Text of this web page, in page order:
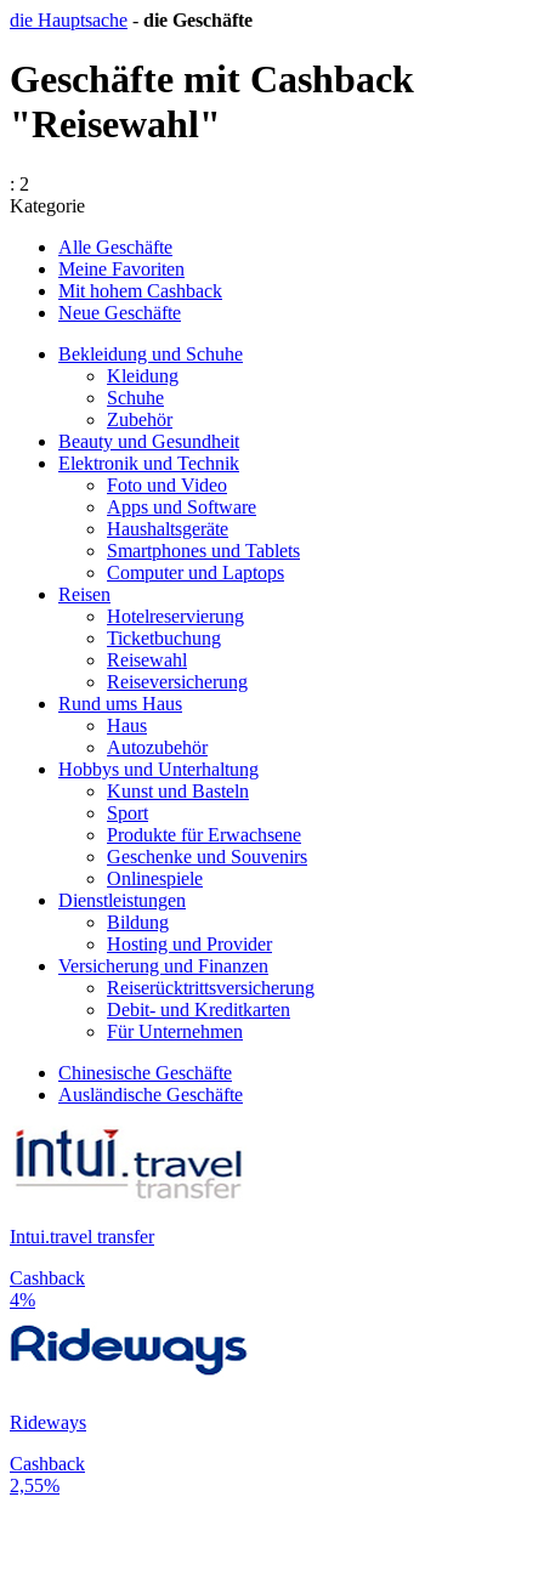
die Hauptsache - die Geschäfte
Geschäfte mit Cashback
"Reisewahl"
: 2
Kategorie
Alle Geschäfte
Meine Favoriten
Mit hohem Cashback
Neue Geschäfte
Bekleidung und Schuhe
Kleidung
Schuhe
Zubehör
Beauty und Gesundheit
Elektronik und Technik
Foto und Video
Apps und Software
Haushaltsgeräte
Smartphones und Tablets
Computer und Laptops
Reisen
Hotelreservierung
Ticketbuchung
Reisewahl
Reiseversicherung
Rund ums Haus
Haus
Autozubehör
Hobbys und Unterhaltung
Kunst und Basteln
Sport
Produkte für Erwachsene
Geschenke und Souvenirs
Onlinespiele
Dienstleistungen
Bildung
Hosting und Provider
Versicherung und Finanzen
Reiserücktrittsversicherung
Debit- und Kreditkarten
Für Unternehmen
Chinesische Geschäfte
Ausländische Geschäfte
Intui.travel transfer
Cashback
4%
Rideways
Cashback
2,55%